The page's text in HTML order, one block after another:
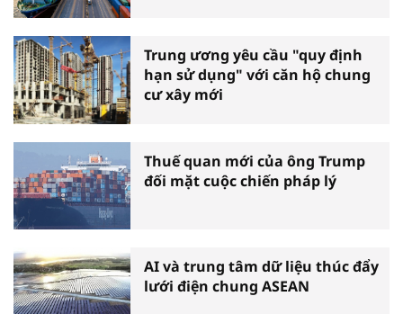
Trung ương yêu cầu "quy định
hạn sử dụng" với căn hộ chung
cư xây mới
Thuế quan mới của ông Trump
đối mặt cuộc chiến pháp lý
AI và trung tâm dữ liệu thúc đẩy
lưới điện chung ASEAN